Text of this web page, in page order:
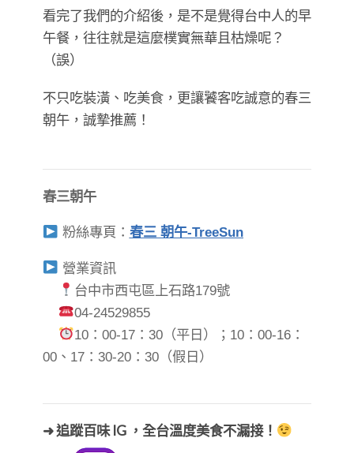
看完了我們的介紹後，是不是覺得台中人的早
午餐，往往就是這麼樸實無華且枯燥呢？
（誤）
不只吃裝潢、吃美食，更讓饕客吃誠意的春三
朝午，誠摯推薦！
春三朝午
粉絲專頁： 春三 朝午-TreeSun
營業資訊
台中市西屯區上石路179號
04-24529855
10：00-17：30（平日）；10：00-16：
00、17：30-20：30（假日）
➜ 追蹤百味 IG ，全台溫度美食不漏接！